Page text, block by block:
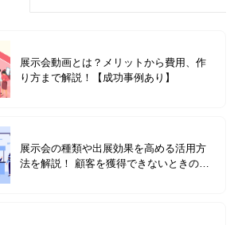
展示会動画とは？メリットから費用、作
り方まで解説！【成功事例あり】
展示会の種類や出展効果を高める活用方
法を解説！ 顧客を獲得できないときのチ